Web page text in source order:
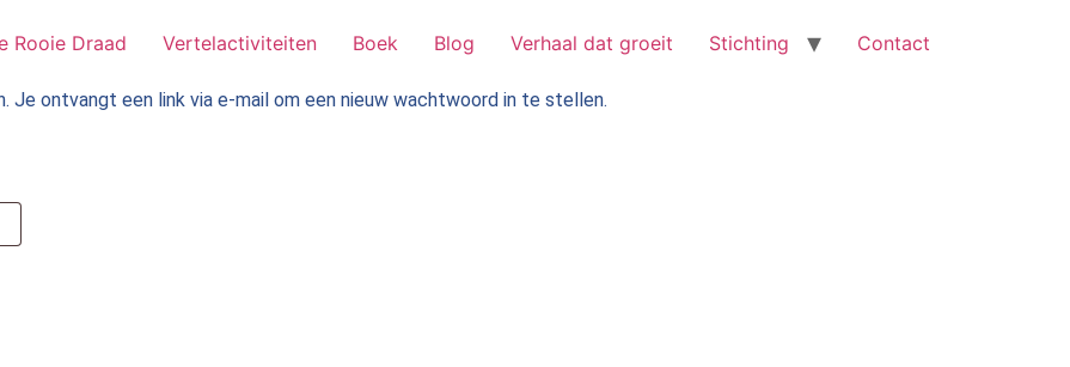
Rooie Draad Vertelactiviteiten Boek Blog Verhaal dat groeit Stichting Contact
Je ontvangt een link via e-mail om een nieuw wachtwoord in te stellen.